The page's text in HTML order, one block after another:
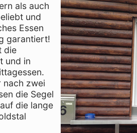
als auch
und
Essen
garantiert!
die
und in
nach zwei
die Segel
die lange